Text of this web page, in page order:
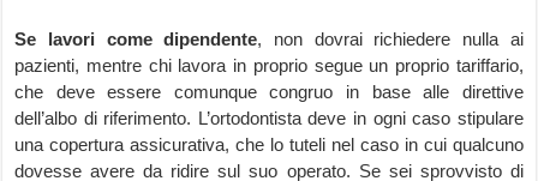
Se lavori come dipendente, non dovrai richiedere nulla ai
pazienti, mentre chi lavora in proprio segue un proprio tariffario,
che deve essere comunque congruo in base alle direttive
dell’albo di riferimento. L’ortodontista deve in ogni caso stipulare
una copertura assicurativa, che lo tuteli nel caso in cui qualcuno
dovesse avere da ridire sul suo operato. Se sei sprovvisto di